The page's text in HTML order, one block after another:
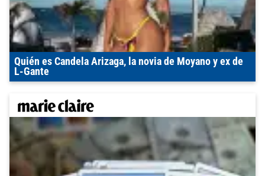
Quién es Candela Arizaga, la novia de Moyano y ex de
L-Gante